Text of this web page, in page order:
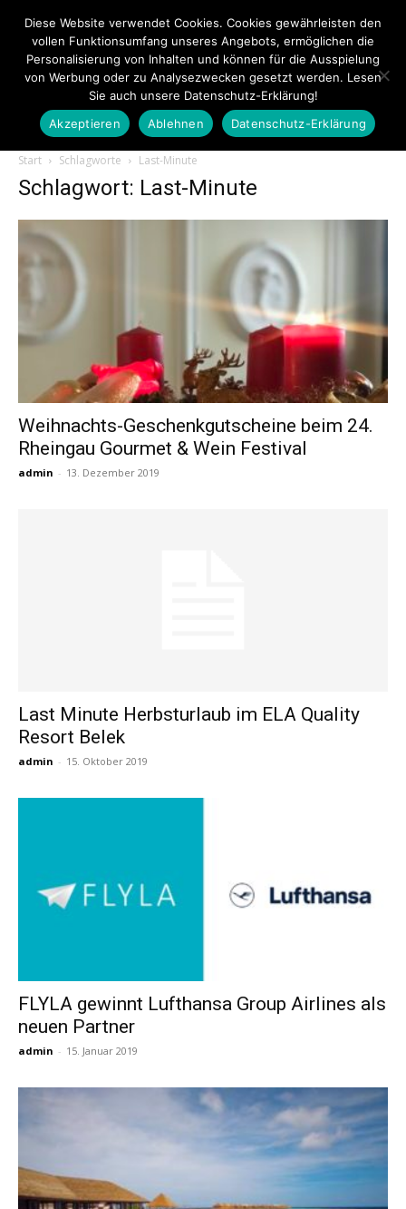
Touristiknews.de
Touristiknews
und
Reiseempfehlungen.
Start Schlagworte Last-Minute
Schlagwort: Last-Minute
Weihnachts-Geschenkgutscheine beim 24.
Rheingau Gourmet & Wein Festival
admin - 13. Dezember 2019
Last Minute Herbsturlaub im ELA Quality
Resort Belek
admin - 15. Oktober 2019
FLYLA gewinnt Lufthansa Group Airlines als
neuen Partner
admin - 15. Januar 2019
Diese Website verwendet Cookies. Cookies gewährleisten den
vollen Funktionsumfang unseres Angebots, ermöglichen die
Personalisierung von Inhalten und können für die Ausspielung
von Werbung oder zu Analysezwecken gesetzt werden. Lesen
Sie auch unsere Datenschutz-Erklärung!
Akzeptieren
Ablehnen Datenschutz-Erklärung